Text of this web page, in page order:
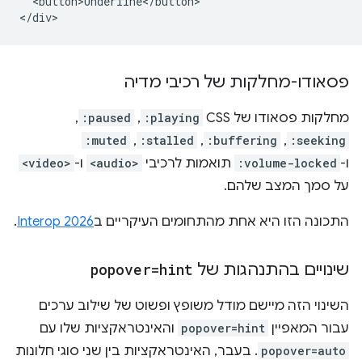
פסאודו-מחלקות של רכיבי מדיה
מחלקות פסאודו של CSS‏ :playing
,‏
:paused
,‏
:seeking
,‏
:buffering
,‏
:stalled
,‏
:muted
ו- :volume-locked תואמות לרכיבי <audio> ו- <video>
על סמך המצב שלהם.
התכונה הזו היא אחת מהתחומים העיקריים בInterop 2026
.
שינויים בהתנהגות של popover=hint
השינוי הזה מיישם מודל משופץ ופשוט של שילוב ערכים
עבור המאפיין popover=hint והאינטראקציות שלו עם
popover=auto . בעבר, האינטראקציות בין שני סוגי חלונות